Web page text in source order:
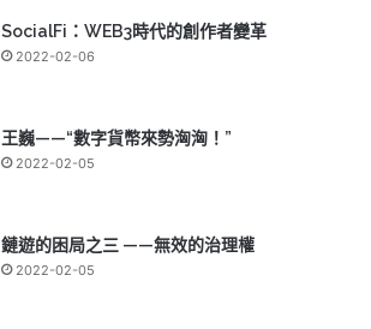
SocialFi：WEB3時代的創作者變革
2022-02-06
王巍——“數字貨幣來勢洶洶！”
2022-02-05
鏈遊的困局之三 ——無效的治理權
2022-02-05